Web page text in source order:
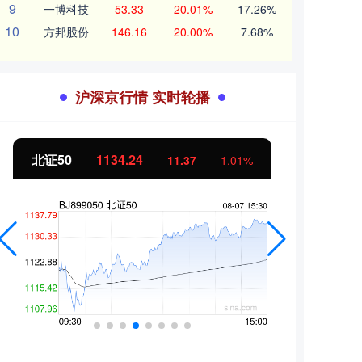
9 一博科技 53.33 20.01% 17.26%
10 方邦股份 146.16 20.00% 7.68%
沪深京行情 实时轮播
北证50 1134.24 11.37 1.01%